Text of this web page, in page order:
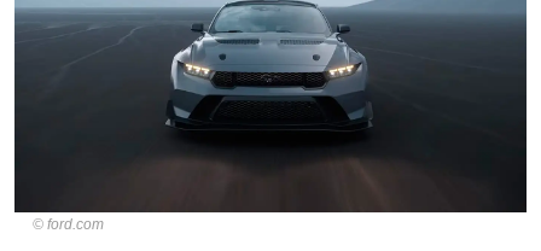
ford.com